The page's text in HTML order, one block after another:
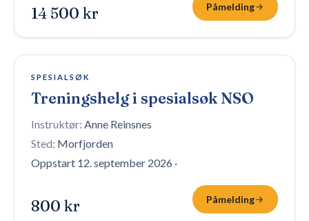
14 500 kr Påmelding
10 plasser igjen
SPESIALSØK
Treningshelg i spesialsøk NSO
Instruktør: Anne Reinsnes
Sted: Morfjorden
Oppstart 12. september 2026 ·
800 kr Påmelding